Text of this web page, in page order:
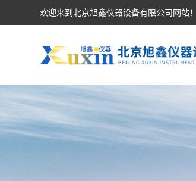
欢迎来到北京旭鑫仪器设备有限公司网站！